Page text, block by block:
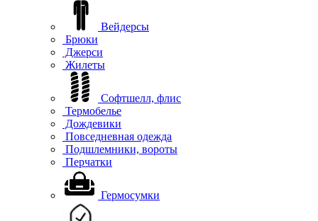
Вейдерсы
Брюки
Джерси
Жилеты
Софтшелл, флис
Термобелье
Дождевики
Повседневная одежда
Подшлемники, вороты
Перчатки
Гермосумки